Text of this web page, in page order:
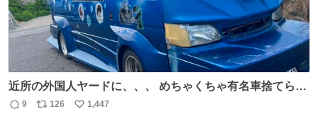
近所の外国人ヤードに、、、 めちゃくちゃ有名車捨てられ
てました😭 外装ぼろぼろだし、、 中も何にも残ってない
返
9
リ
126
い
1,447